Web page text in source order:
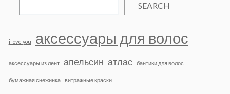
SEARCH
i love you аксессуары для волос
аксессуары из лент апельсин атлас бантики для волос
бумажная снежинка витражные краски